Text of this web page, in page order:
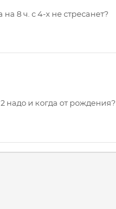
8 ч. с 4-х не стресанет?
надо и когда от рождения?